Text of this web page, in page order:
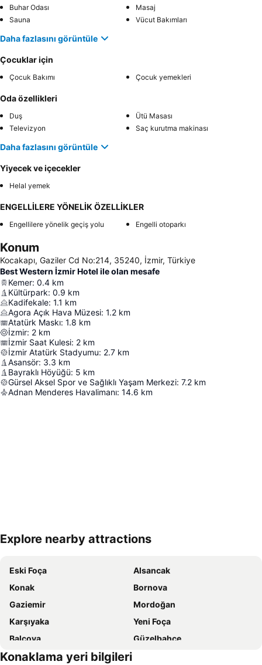
Buhar Odası
Masaj
Sauna
Vücut Bakımları
Daha fazlasını görüntüle
Çocuklar için
Çocuk Bakımı Çocuk yemekleri
Oda özellikleri
Duş
Ütü Masası
Televizyon
Saç kurutma makinası
Daha fazlasını görüntüle
Yiyecek ve içecekler
Helal yemek
ENGELLİLERE YÖNELİK ÖZELLİKLER
Engellilere yönelik geçiş yolu Engelli otoparkı
Konum
Kocakapı, Gaziler Cd No:214, 35240, İzmir, Türkiye
Best Western İzmir Hotel ile olan mesafe
Kemer: 0.4 km
Kültürpark: 0.9 km
Kadifekale: 1.1 km
Agora Açık Hava Müzesi: 1.2 km
Atatürk Maskı: 1.8 km
İzmir: 2 km
İzmir Saat Kulesi: 2 km
İzmir Atatürk Stadyumu: 2.7 km
Asansör: 3.3 km
Bayraklı Höyüğü: 5 km
Gürsel Aksel Spor ve Sağlıklı Yaşam Merkezi: 7.2 km
Adnan Menderes Havalimanı: 14.6 km
Haritayı genişlet
Explore nearby attractions
Eski Foça
Alsancak
Konak
Bornova
Gaziemir
Mordoğan
Karşıyaka
Yeni Foça
Balçova
Güzelbahçe
İzmir Adnan Menderes Havalimanı
Konaklama yeri bilgileri